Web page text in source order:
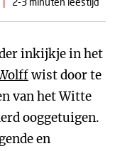
inkijkje in het
wist door te
van het Witte
ooggetuigen.
en